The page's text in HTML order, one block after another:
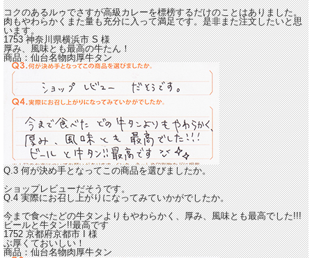
コクのあるルゥでさすが高級カレーを標榜するだけのことはありました。
肉もやわらかくまた量も充分に入って満足です。是非また注文したいと思
います。
1753 神奈川県横浜市S様
厚み、風味とも最高の牛たん！
商品：仙台名物肉厚牛タン
Q.3 何が決め手となってこの商品を選びましたか。
ショップレビューだそうです。
Q.4 実際にお召し上がりになってみていかがでしたか。
今まで食べたどの牛タンよりもやわらかく、厚み、風味とも最高でした!!!
ビールと牛タン!!最高です
1752 京都府京都市I様
ぶ厚くておいしい！
商品：仙台名物肉厚牛タン